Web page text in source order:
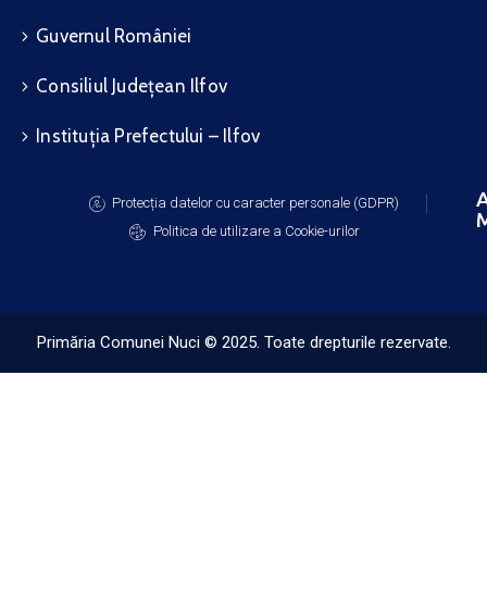
Guvernul României
Consiliul Județean Ilfov
Instituția Prefectului – Ilfov
Protecția datelor cu caracter personale (GDPR)
Politica de utilizare a Cookie-urilor
Primăria Comunei Nuci © 2025. Toate drepturile rezervate.